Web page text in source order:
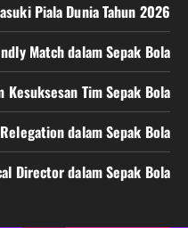
Piala Dunia Tahun 2026
Match dalam Sepak Bola
Tim Sepak Bola
Relegation dalam Sepak Bola
Director dalam Sepak Bola